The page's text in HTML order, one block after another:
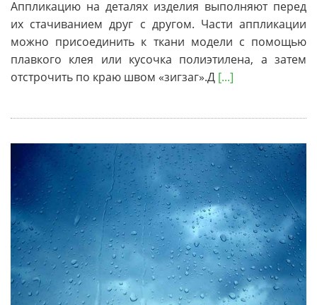
Аппликацию на деталях изделия выполняют перед
их стачиванием друг с другом. Части аппликации
можно присоединить к ткани модели с помощью
плавкого клея или кусочка полиэтилена, а затем
отстрочить по краю швом «зигзаг».Д [...]